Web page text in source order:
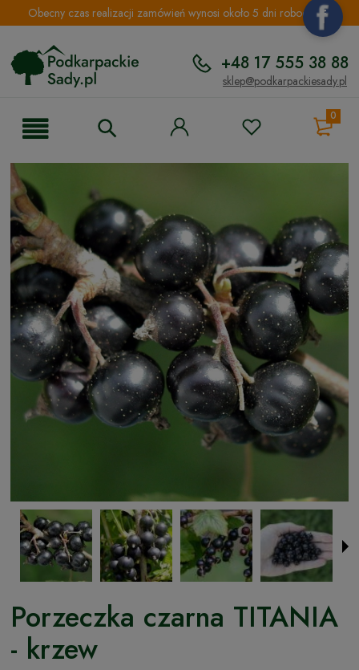
Obecny czas realizacji zamówień wynosi około 5 dni roboczych.
+48 17 555 38 88
sklep@podkarpackiesady.pl
0
Porzeczka czarna TITANIA
- krzew